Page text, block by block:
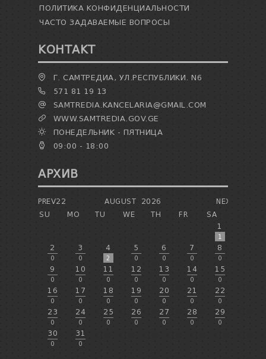
ПОЛИТИКА КОНФИДЕНЦИАЛЬНОСТИ
ЧАСТО ЗАДАВАЕМЫЕ ВОПРОСЫ
КОНТАКТ
Г. САМТРЕДИА, УЛ.РЕСПУБЛИКИ. N6
571 81 19 13
SAMTREDIA.KANCELARIA@GMAIL.COM
WWW.SAMTREDIA.GOV.GE
ПОНЕДЕЛЬНИК - ПЯТНИЦА
09:00 - 18:00
АРХИВ
PREV22 NEXT
AUGUST
2026
SU
MO TU WE TH FR
SA
1
1
2
0
3
0
4
2
5
0
6
0
7
0
8
0
9
0
10
0
11
0
12
0
13
0
14
0
15
0
16
0
17
0
18
0
19
0
20
0
21
0
22
0
23
0
24
0
25
0
26
0
27
0
28
0
29
0
30
0
31
0